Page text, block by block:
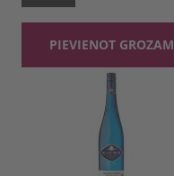
PIEVIENOT GROZAM